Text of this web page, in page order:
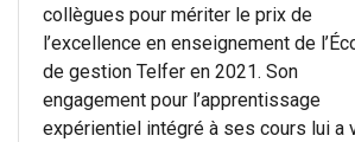
collègues pour mériter le prix de
l’excellence en enseignement de
de gestion Telfer en 2021. Son
engagement pour l’apprentissage
expérientiel intégré à ses cours lui a